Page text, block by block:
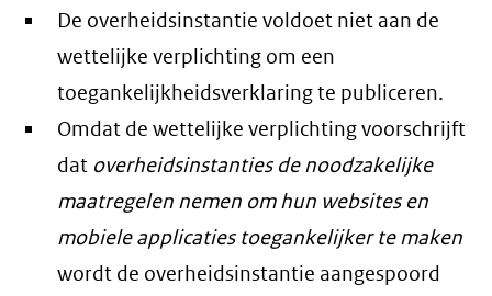
De overheidsinstantie voldoet niet aan de
wettelijke verplichting om een
toegankelijkheidsverklaring te publiceren.
Omdat de wettelijke verplichting voorschrijft
dat overheidsinstanties de noodzakelijke
maatregelen nemen om hun websites en
mobiele applicaties toegankelijker te maken
wordt de overheidsinstantie aangespoord